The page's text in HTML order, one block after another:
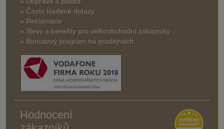
» Často kladené dotazy
» Reklamace
» Slevy a benefity pro velkoobchodní zákazníky
» Bonusový program na prodejnách
Hodnocení